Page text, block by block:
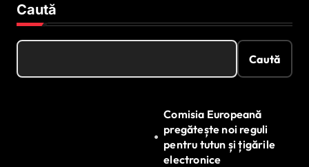
Caută
Caută
Comisia Europeană
pregătește noi reguli
pentru tutun și țigările
electronice